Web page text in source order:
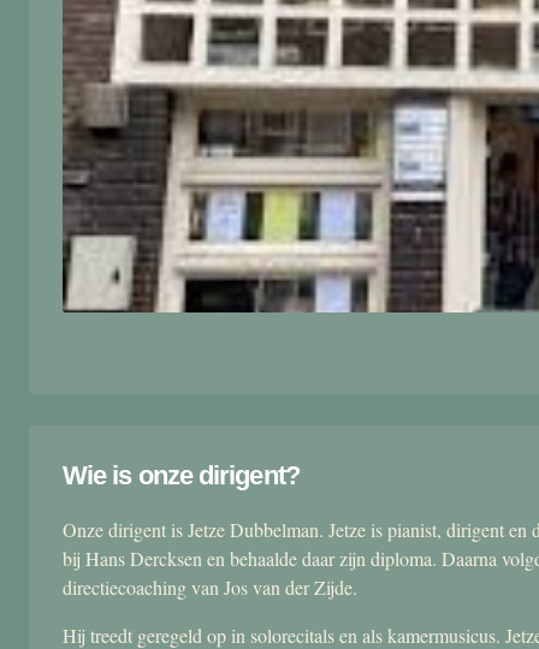
Wie is onze dirigent?
Onze dirigent is Jetze Dubbelman. Jetze is pianist, dirigent
bij Hans Dercksen en behaalde daar zijn diploma. Daarna
directiecoaching van Jos van der Zijde.
Hij treedt geregeld op in solorecitals en als kamermusicus.